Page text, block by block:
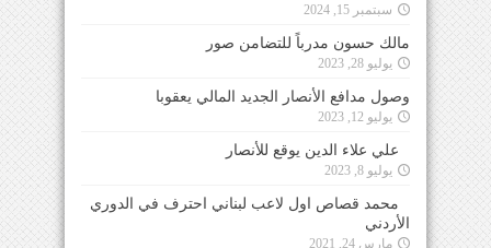
سبتمبر 15, 2024
مالك حسون مدرباً للتضامن صور
يوليو 28, 2023
وصول مدافع الأنصار الجديد المالي يعقوبا
يوليو 12, 2023
علي علاء الدين يوقع للأنصار
يوليو 8, 2023
محمد قصاص اول لاعب لبناني احترف في الدوري
الأردني
مارس 24, 2021